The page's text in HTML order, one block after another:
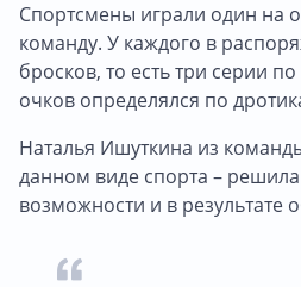
Спортсмены играли один на
команду. У каждого в
бросков, то есть три серии
очков определялся по
Наталья Ишуткина из
данном виде спорта –
возможности и в результате